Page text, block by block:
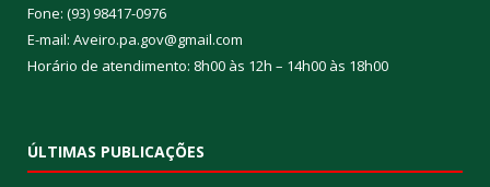
Fone: (93) 98417-0976
E-mail: Aveiro.pa.gov@gmail.com
Horário de atendimento: 8h00 às 12h – 14h00 às 18h00
ÚLTIMAS PUBLICAÇÕES